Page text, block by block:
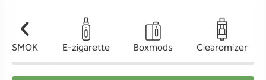
Akkus
Ladegeräte
Ersatzgläser
SMOK E-zigarette Boxmods Clearomizer